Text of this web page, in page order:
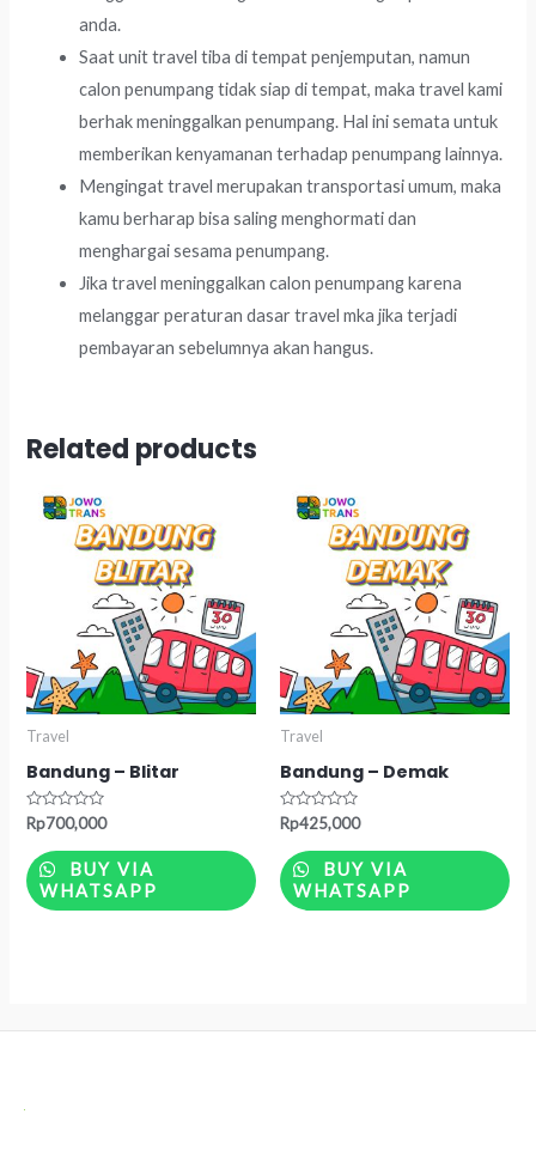
anda.
Saat unit travel tiba di tempat penjemputan, namun
calon penumpang tidak siap di tempat, maka travel kami
berhak meninggalkan penumpang. Hal ini semata untuk
memberikan kenyamanan terhadap penumpang lainnya.
Mengingat travel merupakan transportasi umum, maka
kamu berharap bisa saling menghormati dan
menghargai sesama penumpang.
Jika travel meninggalkan calon penumpang karena
melanggar peraturan dasar travel mka jika terjadi
pembayaran sebelumnya akan hangus.
Related products
Travel
Bandung – Blitar
Rated
0
out
of
5
Rp700,000
BUY VIA
WHATSAPP
Travel
Bandung – Demak
Rated
0
out
of
5
Rp425,000
BUY VIA
WHATSAPP